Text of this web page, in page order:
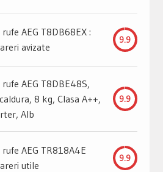
AEG T8DB68EX :
avizate
9.9
AEG T8DBE48S,
8 kg, Clasa A++,
Alb
9.9
AEG TR818A4E
utile
9.9